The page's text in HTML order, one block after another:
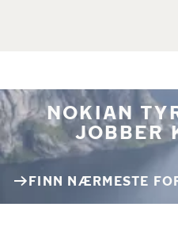
NOKIAN
JOBBER
FINN NÆRMESTE